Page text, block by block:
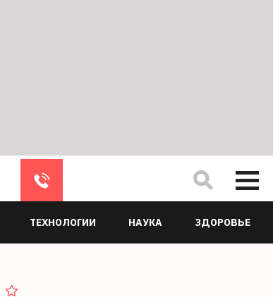
ТЕХНОЛОГИИ НАУКА ЗДОРОВЬЕ